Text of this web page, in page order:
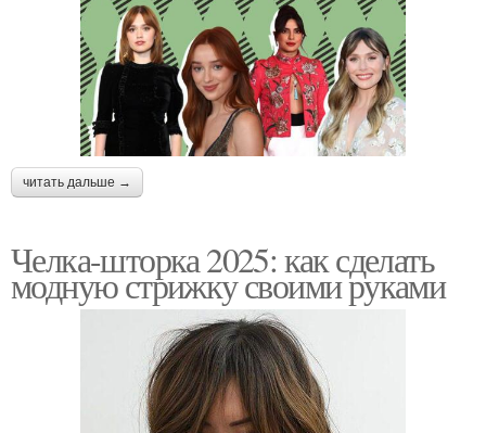
читать дальше →
Челка-шторка 2025: как сделать
модную стрижку своими руками